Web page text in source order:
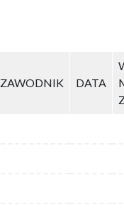
ZAWODNIK DATA
ZAWODNIK DATA